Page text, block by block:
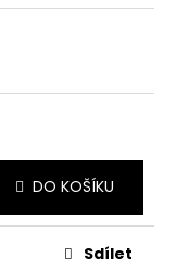
DO KOŠÍKU
Sdílet